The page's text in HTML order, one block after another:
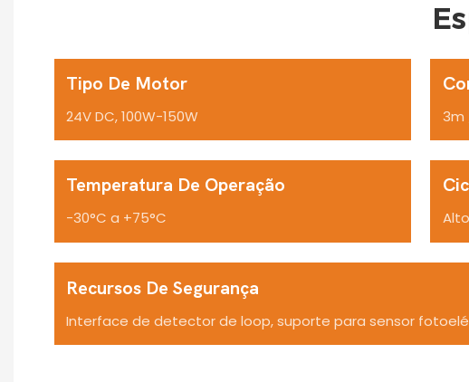
Tipo De Motor
24V DC, 100W-150W 3m
Temperatura De Operação
-30°C a +75°C
Recursos De Segurança
Interface de detector de loop, suporte para sensor